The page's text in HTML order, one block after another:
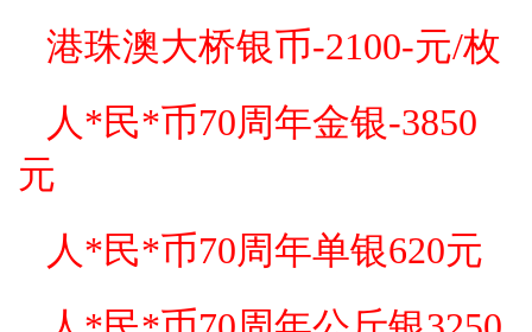
港珠澳大桥银币-2100-元/枚
人*民*币70周年金银-3850
元
人*民*币70周年单银620元